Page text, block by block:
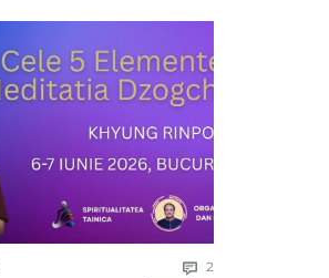
 2